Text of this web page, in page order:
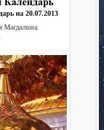
на 20.07.2013
Магдалина.